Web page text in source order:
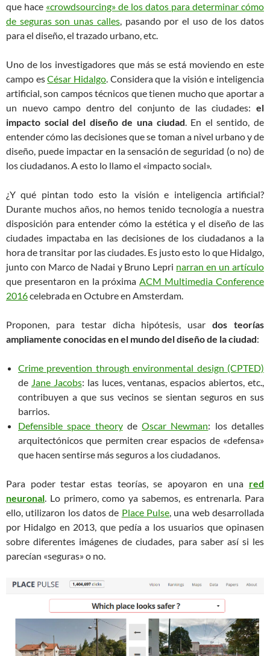
que hace «crowdsourcing» de los datos para determinar cómo
de seguras son unas calles, pasando por el uso de los datos
para el diseño, el trazado urbano, etc.
Uno de los investigadores que más se está moviendo en este
campo esCésar Hidalgo. Considera que la visión e inteligencia
artificial, son campos técnicos que tienen mucho que aportar a
un nuevo campo dentro del conjunto de las ciudades: el
impacto social del diseño de una ciudad. En el sentido, de
entender cómo las decisiones que se toman a nivel urbano y de
diseño, puede impactar en la sensación de seguridad (o no) de
los ciudadanos. A esto lo llamo el «impacto social».
¿Y qué pintan todo esto la visión e inteligencia artificial?
Durante muchos años, no hemos tenido tecnología a nuestra
disposición para entender cómo la estética y el diseño de las
ciudades impactaba en las decisiones de los ciudadanos a la
hora de transitar por las ciudades. Es justo esto lo que Hidalgo,
junto con Marco de Nadai y Bruno Lepri narran en un artículo
que presentaron en la próximaACM Multimedia Conference
2016celebrada en Octubre en Amsterdam.
Proponen, para testar dicha hipótesis, usardos teorías
ampliamente conocidas en el mundo del diseñode la ciudad:
Crime prevention through environmental design (CPTED)
de Jane Jacobs: las luces, ventanas, espacios abiertos, etc.,
contribuyen a que sus vecinos se sientan seguros en sus
barrios.
Defensible space theorydeOscar Newman: los detalles
arquitectónicos que permiten crear espacios de «defensa»
que hacen sentirse más seguros a los ciudadanos.
Para poder testar estas teorías, se apoyaron en una red
neuronal. Lo primero, como ya sabemos, es entrenarla. Para
ello, utilizaron los datos de Place Pulse, una web desarrollada
por Hidalgo en 2013, que pedía a los usuarios que opinasen
sobre diferentes imágenes de ciudades, para saber así si les
parecían «seguras» o no.